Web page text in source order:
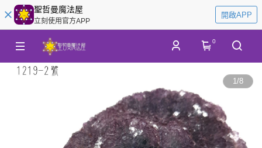
聖哲曼魔法屋
立刻使用官方APP
開啟APP
0
1/8